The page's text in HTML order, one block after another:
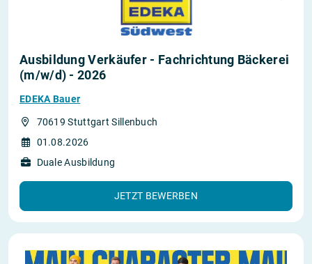
Ausbildung Verkäufer - Fachrichtung Bäckerei
(m/w/d) - 2026
EDEKA Bauer
70619 Stuttgart Sillenbuch
01.08.2026
Duale Ausbildung
JETZT BEWERBEN